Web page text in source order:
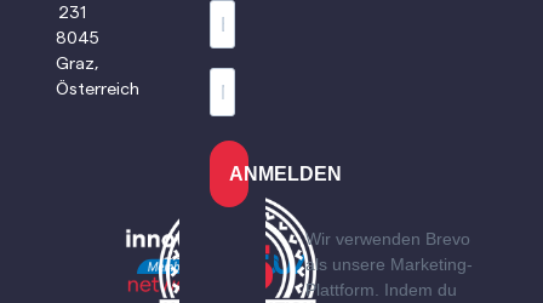
231
8045
Graz,
Österreich
ANMELDEN
Wir verwenden Brevo
als unsere Marketing-
Plattform. Indem du